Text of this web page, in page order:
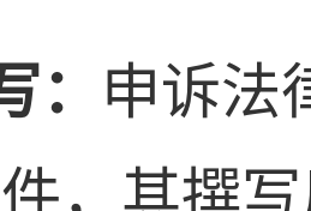
申诉法
，其撰